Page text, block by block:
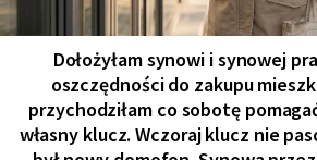
Dołożyłam synowi i synowej
oszczędności do zakupu
przychodziłam co sobotę
własny klucz. Wczoraj klucz nie